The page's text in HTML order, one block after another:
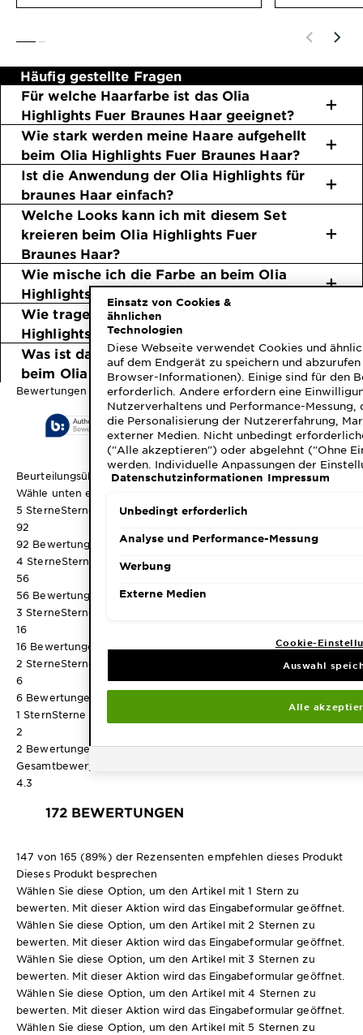
Häufig gestellte Fragen
Für welche Haarfarbe ist das Olia
Highlights Fuer Braunes Haar geeignet?
Wie stark werden meine Haare aufgehellt
beim Olia Highlights Fuer Braunes Haar?
Ist die Anwendung der Olia Highlights für
braunes Haar einfach?
Welche Looks kann ich mit diesem Set
kreieren beim Olia Highlights Fuer
Braunes Haar?
Wie mische ich die Farbe an beim Olia
Highlights Fuer Braunes Haar?
Wie trage ich die Farbe auf beim Olia
Highlights Fuer Braunes Haar?
Was ist das Besondere an der Formel
beim Olia Highlights Fuer Braunes Haar?
Bewertungen
Beurteilungsüberblick
Wähle unten eine Reihe aus, um Bewertungen zu filtern.
5 SterneSterne
92
92 Bewertungen mit 5 Sternen.
4 SterneSterne
56
56 Bewertungen mit 4 Sternen.
3 SterneSterne
16
16 Bewertungen mit 3 Sternen.
2 SterneSterne
6
6 Bewertungen mit 2 Sternen.
1 SternSterne
2
2 Bewertungen mit 1 Stern.
Gesamtbewertung
4.3
172 BEWERTUNGEN
147 von 165 (89%) der Rezensenten empfehlen dieses Produkt
Dieses Produkt besprechen
Wählen Sie diese Option, um den Artikel mit 1 Stern zu
bewerten. Mit dieser Aktion wird das Eingabeformular geöffnet.
Wählen Sie diese Option, um den Artikel mit 2 Sternen zu
bewerten. Mit dieser Aktion wird das Eingabeformular geöffnet.
Wählen Sie diese Option, um den Artikel mit 3 Sternen zu
bewerten. Mit dieser Aktion wird das Eingabeformular geöffnet.
Wählen Sie diese Option, um den Artikel mit 4 Sternen zu
bewerten. Mit dieser Aktion wird das Eingabeformular geöffnet.
Wählen Sie diese Option, um den Artikel mit 5 Sternen zu
Einsatz von Cookies &
ähnlichen
Technologien
Diese Webseite verwendet Cookies und
auf dem Endgerät zu speichern und
Browser-Informationen). Einige sind für den
erforderlich. Andere erfordern eine
Nutzerverhaltens und Performance-
die Personalisierung der Nutzererfahrung,
externer Medien. Nicht unbedingt
("Alle akzeptieren") oder abgelehnt ("Ohne
werden. Individuelle Anpassungen der
speicherbar ("Auswahl speichern"). Die
Datenschutzinformationen.
Datenschutzinformationen Impressum
Unbedingt erforderlich
Analyse und Performance-Messung
Werbung
Externe Medien
Cookie-
Auswahl
Alle